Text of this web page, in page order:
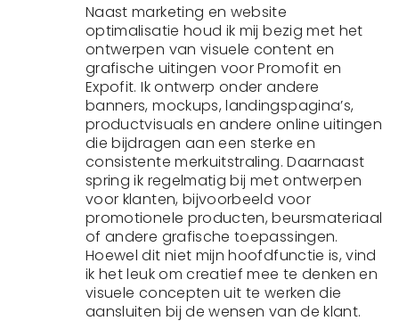
Naast marketing en website
optimalisatie houd ik mij bezig met het
ontwerpen van visuele content en
grafische uitingen voor Promofit en
Expofit. Ik ontwerp onder andere
banners, mockups, landingspagina’s,
productvisuals en andere online uitingen
die bijdragen aan een sterke en
consistente merkuitstraling. Daarnaast
spring ik regelmatig bij met ontwerpen
voor klanten, bijvoorbeeld voor
promotionele producten, beursmateriaal
of andere grafische toepassingen.
Hoewel dit niet mijn hoofdfunctie is, vind
ik het leuk om creatief mee te denken en
visuele concepten uit te werken die
aansluiten bij de wensen van de klant.